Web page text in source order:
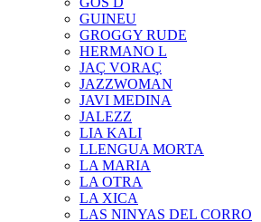
GUINEU
GROGGY RUDE
HERMANO L
JAÇ VORAÇ
JAZZWOMAN
JAVI MEDINA
JALEZZ
LIA KALI
LLENGUA MORTA
LA MARIA
LA OTRA
LA XICA
LAS NINYAS DEL CORRO